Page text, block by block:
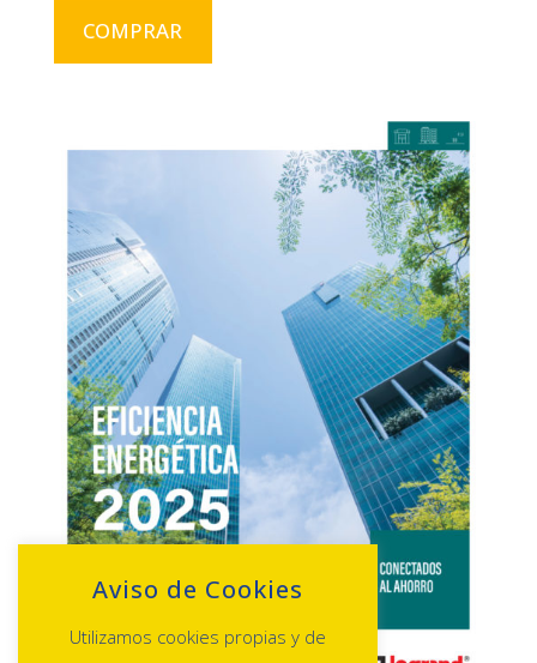
COMPRAR
Aviso de Cookies
Utilizamos cookies propias y de